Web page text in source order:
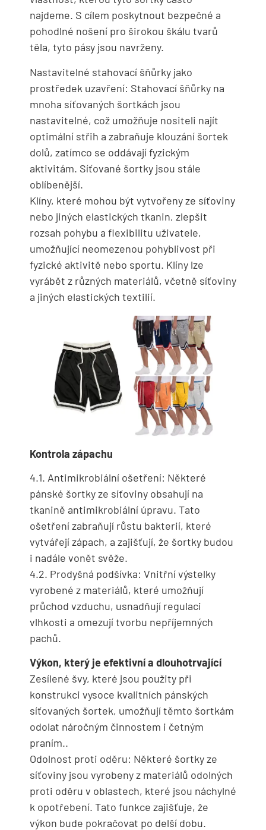
najdeme. S cílem poskytnout bezpečné a
pohodlné nošení pro širokou škálu tvarů
těla, tyto pásy jsou navrženy.
Nastavitelné stahovací šňůrky jako
prostředek uzavření: Stahovací šňůrky na
mnoha síťovaných šortkách jsou
nastavitelné, což umožňuje nositeli najít
optimální střih a zabraňuje klouzání šortek
dolů, zatímco se oddávají fyzickým
aktivitám. Síťované šortky jsou stále
oblíbenější.
Klíny, které mohou být vytvořeny ze síťoviny
nebo jiných elastických tkanin, zlepšit
rozsah pohybu a flexibilitu uživatele,
umožňující neomezenou pohyblivost při
fyzické aktivitě nebo sportu. Klíny lze
vyrábět z různých materiálů, včetně síťoviny
a jiných elastických textilií.
Kontrola zápachu
4.1. Antimikrobiální ošetření: Některé
pánské šortky ze síťoviny obsahují na
tkanině antimikrobiální úpravu. Tato
ošetření zabraňují růstu bakterií, které
vytvářejí zápach, a zajišťují, že šortky budou
i nadále vonět svěže.
4.2. Prodyšná podšívka: Vnitřní výstelky
vyrobené z materiálů, které umožňují
průchod vzduchu, usnadňují regulaci
vlhkosti a omezují tvorbu nepříjemných
pachů.
Výkon, který je efektivní a dlouhotrvající
Zesílené švy, které jsou použity při
konstrukci vysoce kvalitních pánských
síťovaných šortek, umožňují těmto šortkám
odolat náročným činnostem i četným
praním..
Odolnost proti oděru: Některé šortky ze
síťoviny jsou vyrobeny z materiálů odolných
proti oděru v oblastech, které jsou náchylné
k opotřebení. Tato funkce zajišťuje, že
výkon bude pokračovat po delší dobu.